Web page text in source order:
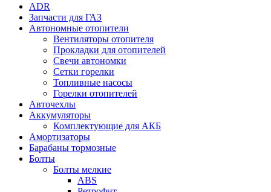
ADR
Запчасти для ГАЗ
Автономные отопители
Вентиляторы отопителя
Прокладки для отопителей
Свечи автономки
Сетки горелки
Топливные насосы
Горелки отопителей
Авточехлы
Аккумуляторы
Комплектующие для АКБ
Амортизаторы
Барабаны тормозные
Болты
Болты мелкие
ABS